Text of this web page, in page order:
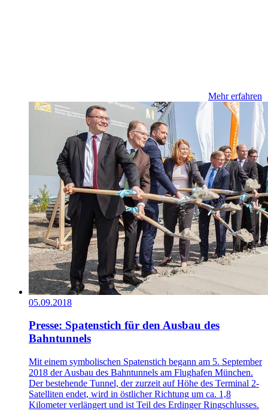
Mehr erfahren
05.09.2018
Presse: Spatenstich für den Ausbau des
Bahntunnels
Mit einem symbolischen Spatenstich begann am 5. September
2018 der Ausbau des Bahntunnels am Flughafen München.
Der bestehende Tunnel, der zurzeit auf Höhe des Terminal 2-
Satelliten endet, wird in östlicher Richtung um ca. 1,8
Kilometer verlängert und ist Teil des Erdinger Ringschlusses.